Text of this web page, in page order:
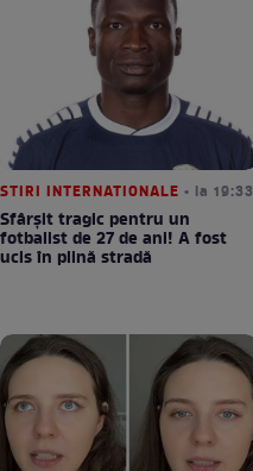
STIRI INTERNATIONALE • la 19:33
Sfârșit tragic pentru un
fotbalist de 27 de ani! A fost
ucis în plină stradă